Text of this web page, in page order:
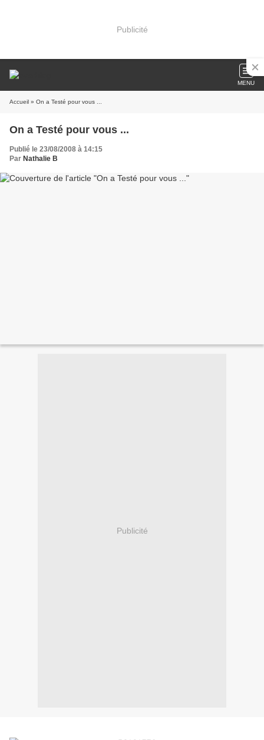
Publicité
MENU
Accueil » On a Testé pour vous ...
On a Testé pour vous ...
Publié le 23/08/2008 à 14:15
Par Nathalie B
Publicité